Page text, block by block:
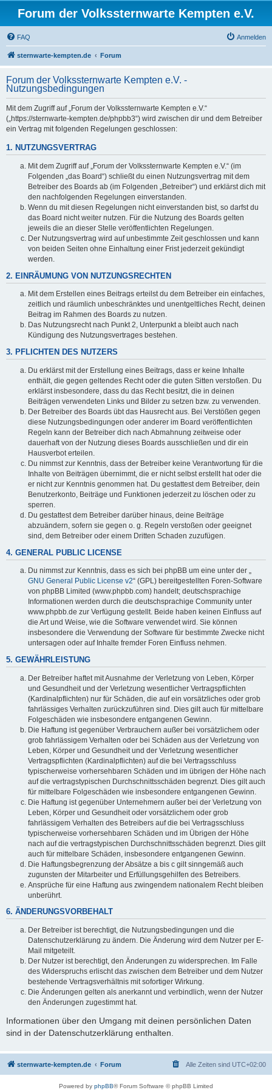
Forum der Volkssternwarte Kempten e.V.
FAQ Anmelden
sternwarte-kempten.de Forum
Forum der Volkssternwarte Kempten e.V. -
Nutzungsbedingungen
Mit dem Zugriff auf „Forum der Volkssternwarte Kempten e.V.“
(„https://sternwarte-kempten.de/phpbb3“) wird zwischen dir und dem Betreiber
ein Vertrag mit folgenden Regelungen geschlossen:
1. NUTZUNGSVERTRAG
Mit dem Zugriff auf „Forum der Volkssternwarte Kempten e.V.“ (im
Folgenden „das Board“) schließt du einen Nutzungsvertrag mit dem
Betreiber des Boards ab (im Folgenden „Betreiber“) und erklärst dich mit
den nachfolgenden Regelungen einverstanden.
Wenn du mit diesen Regelungen nicht einverstanden bist, so darfst du
das Board nicht weiter nutzen. Für die Nutzung des Boards gelten
jeweils die an dieser Stelle veröffentlichten Regelungen.
Der Nutzungsvertrag wird auf unbestimmte Zeit geschlossen und kann
von beiden Seiten ohne Einhaltung einer Frist jederzeit gekündigt
werden.
2. EINRÄUMUNG VON NUTZUNGSRECHTEN
Mit dem Erstellen eines Beitrags erteilst du dem Betreiber ein einfaches,
zeitlich und räumlich unbeschränktes und unentgeltliches Recht, deinen
Beitrag im Rahmen des Boards zu nutzen.
Das Nutzungsrecht nach Punkt 2, Unterpunkt a bleibt auch nach
Kündigung des Nutzungsvertrages bestehen.
3. PFLICHTEN DES NUTZERS
Du erklärst mit der Erstellung eines Beitrags, dass er keine Inhalte
enthält, die gegen geltendes Recht oder die guten Sitten verstoßen. Du
erklärst insbesondere, dass du das Recht besitzt, die in deinen
Beiträgen verwendeten Links und Bilder zu setzen bzw. zu verwenden.
Der Betreiber des Boards übt das Hausrecht aus. Bei Verstößen gegen
diese Nutzungsbedingungen oder anderer im Board veröffentlichten
Regeln kann der Betreiber dich nach Abmahnung zeitweise oder
dauerhaft von der Nutzung dieses Boards ausschließen und dir ein
Hausverbot erteilen.
Du nimmst zur Kenntnis, dass der Betreiber keine Verantwortung für die
Inhalte von Beiträgen übernimmt, die er nicht selbst erstellt hat oder die
er nicht zur Kenntnis genommen hat. Du gestattest dem Betreiber, dein
Benutzerkonto, Beiträge und Funktionen jederzeit zu löschen oder zu
sperren.
Du gestattest dem Betreiber darüber hinaus, deine Beiträge
abzuändern, sofern sie gegen o. g. Regeln verstoßen oder geeignet
sind, dem Betreiber oder einem Dritten Schaden zuzufügen.
4. GENERAL PUBLIC LICENSE
Du nimmst zur Kenntnis, dass es sich bei phpBB um eine unter der „
GNU General Public License v2“ (GPL) bereitgestellten Foren-Software
von phpBB Limited (www.phpbb.com) handelt; deutschsprachige
Informationen werden durch die deutschsprachige Community unter
www.phpbb.de zur Verfügung gestellt. Beide haben keinen Einfluss auf
die Art und Weise, wie die Software verwendet wird. Sie können
insbesondere die Verwendung der Software für bestimmte Zwecke nicht
untersagen oder auf Inhalte fremder Foren Einfluss nehmen.
5. GEWÄHRLEISTUNG
Der Betreiber haftet mit Ausnahme der Verletzung von Leben, Körper
und Gesundheit und der Verletzung wesentlicher Vertragspflichten
(Kardinalpflichten) nur für Schäden, die auf ein vorsätzliches oder grob
fahrlässiges Verhalten zurückzuführen sind. Dies gilt auch für mittelbare
Folgeschäden wie insbesondere entgangenen Gewinn.
Die Haftung ist gegenüber Verbrauchern außer bei vorsätzlichem oder
grob fahrlässigem Verhalten oder bei Schäden aus der Verletzung von
Leben, Körper und Gesundheit und der Verletzung wesentlicher
Vertragspflichten (Kardinalpflichten) auf die bei Vertragsschluss
typischerweise vorhersehbaren Schäden und im übrigen der Höhe nach
auf die vertragstypischen Durchschnittsschäden begrenzt. Dies gilt auch
für mittelbare Folgeschäden wie insbesondere entgangenen Gewinn.
Die Haftung ist gegenüber Unternehmern außer bei der Verletzung von
Leben, Körper und Gesundheit oder vorsätzlichem oder grob
fahrlässigem Verhalten des Betreibers auf die bei Vertragsschluss
typischerweise vorhersehbaren Schäden und im Übrigen der Höhe
nach auf die vertragstypischen Durchschnittsschäden begrenzt. Dies gilt
auch für mittelbare Schäden, insbesondere entgangenen Gewinn.
Die Haftungsbegrenzung der Absätze a bis c gilt sinngemäß auch
zugunsten der Mitarbeiter und Erfüllungsgehilfen des Betreibers.
Ansprüche für eine Haftung aus zwingendem nationalem Recht bleiben
unberührt.
6. ÄNDERUNGSVORBEHALT
Der Betreiber ist berechtigt, die Nutzungsbedingungen und die
Datenschutzerklärung zu ändern. Die Änderung wird dem Nutzer per E-
Mail mitgeteilt.
Der Nutzer ist berechtigt, den Änderungen zu widersprechen. Im Falle
des Widerspruchs erlischt das zwischen dem Betreiber und dem Nutzer
bestehende Vertragsverhältnis mit sofortiger Wirkung.
Die Änderungen gelten als anerkannt und verbindlich, wenn der Nutzer
den Änderungen zugestimmt hat.
Informationen über den Umgang mit deinen persönlichen Daten
sind in der Datenschutzerklärung enthalten.
sternwarte-kempten.de Forum Alle Zeiten sind UTC+02:00
Powered by phpBB® Forum Software © phpBB Limited